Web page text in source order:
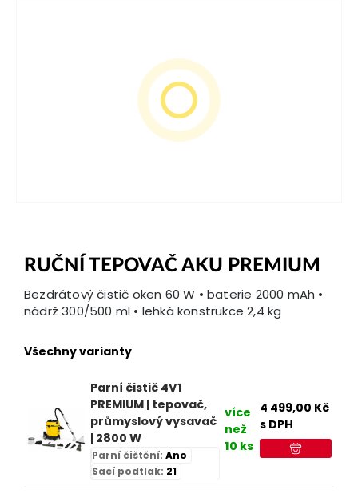
RUČNÍ TEPOVAČ AKU PREMIUM
Bezdrátový čistič oken 60 W • baterie 2000 mAh •
nádrž 300/500 ml • lehká konstrukce 2,4 kg
Všechny varianty
Parní čistič 4V1
PREMIUM | tepovač,
průmyslový vysavač
| 2800 W
Parní čištění: Ano
Sací podtlak: 21
více
než
10 ks
4 499,00 Kč
s DPH